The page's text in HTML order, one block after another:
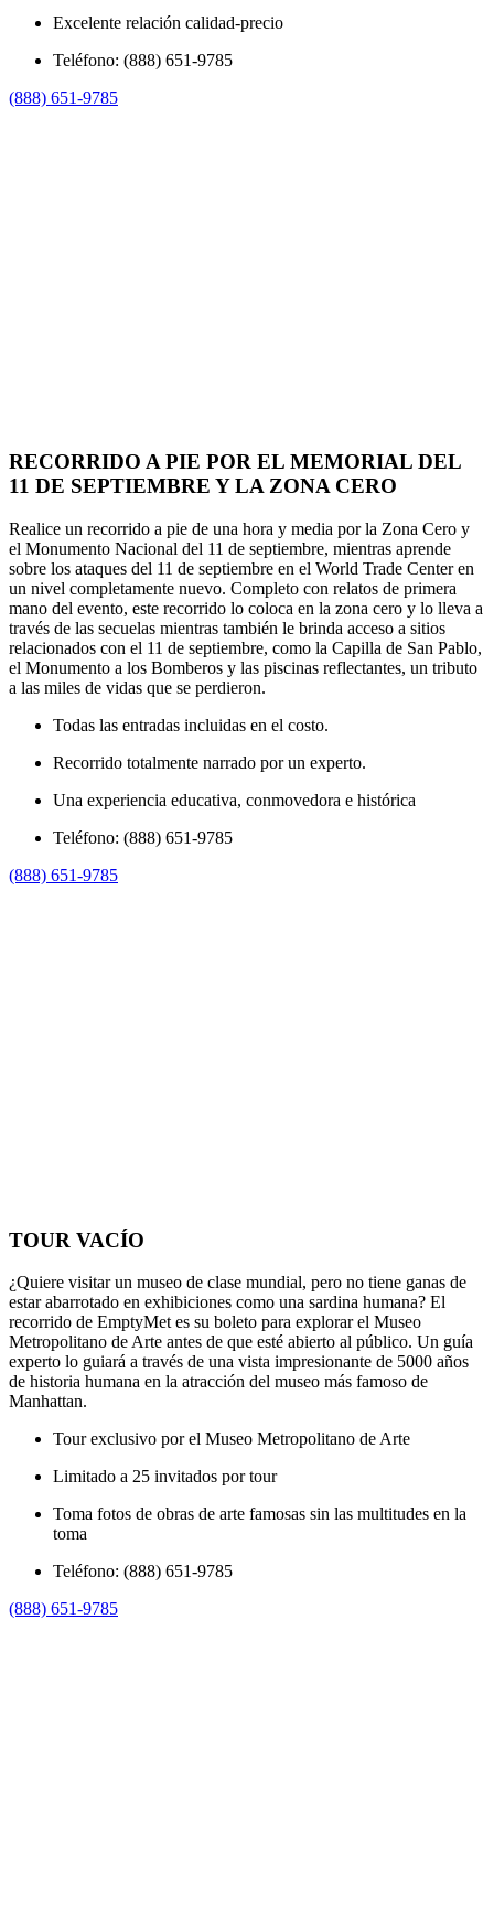
Excelente relación calidad-precio
Teléfono: (888) 651-9785
(888) 651-9785
RECORRIDO A PIE POR EL MEMORIAL DEL
11 DE SEPTIEMBRE Y LA ZONA CERO
Realice un recorrido a pie de una hora y media por la Zona Cero y
el Monumento Nacional del 11 de septiembre, mientras aprende
sobre los ataques del 11 de septiembre en el World Trade Center en
un nivel completamente nuevo. Completo con relatos de primera
mano del evento, este recorrido lo coloca en la zona cero y lo lleva a
través de las secuelas mientras también le brinda acceso a sitios
relacionados con el 11 de septiembre, como la Capilla de San Pablo,
el Monumento a los Bomberos y las piscinas reflectantes, un tributo
a las miles de vidas que se perdieron.
Todas las entradas incluidas en el costo.
Recorrido totalmente narrado por un experto.
Una experiencia educativa, conmovedora e histórica
Teléfono: (888) 651-9785
(888) 651-9785
TOUR VACÍO
¿Quiere visitar un museo de clase mundial, pero no tiene ganas de
estar abarrotado en exhibiciones como una sardina humana? El
recorrido de EmptyMet es su boleto para explorar el Museo
Metropolitano de Arte antes de que esté abierto al público. Un guía
experto lo guiará a través de una vista impresionante de 5000 años
de historia humana en la atracción del museo más famoso de
Manhattan.
Tour exclusivo por el Museo Metropolitano de Arte
Limitado a 25 invitados por tour
Toma fotos de obras de arte famosas sin las multitudes en la
toma
Teléfono: (888) 651-9785
(888) 651-9785